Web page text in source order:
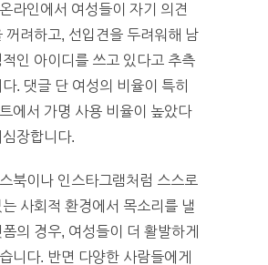
라인에서 여성들이 자기 의견
꺼려하고, 선입견을 두려워해 남
인 아이디를 쓰고 있다고 추측
. 댓글 단 여성의 비율이 특히
에서 가명 사용 비율이 높았다
장합니다.
북이나 인스타그램처럼 스스로
사회적 환경에서 목소리를 낼
의 경우, 여성들이 더 활발하게
니다. 반면 다양한 사람들에게